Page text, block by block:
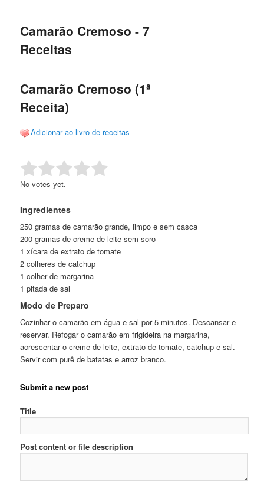
conteúdo
conteúdo
Camarão Cremoso - 7
Receitas
Camarão Cremoso (1ª
Receita)
Adicionar ao livro de receitas
Rate this item: Submit Rating
No votes yet.
Ingredientes
250 gramas de camarão grande, limpo e sem casca
200 gramas de creme de leite sem soro
1 xícara de extrato de tomate
2 colheres de catchup
1 colher de margarina
1 pitada de sal
Modo de Preparo
Cozinhar o camarão em água e sal por 5 minutos. Descansar e
reservar. Refogar o camarão em frigideira na margarina,
acrescentar o creme de leite, extrato de tomate, catchup e sal.
Servir com purê de batatas e arroz branco.
Submit a new post
Title
Post content or file description